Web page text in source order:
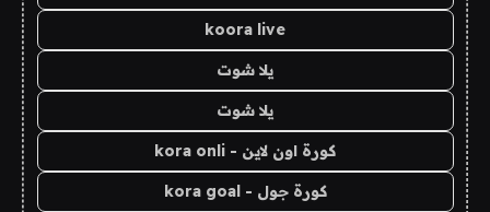
koora live
يلا شوت
يلا شوت
كورة اون لاين - kora onli
كورة جول - kora goal